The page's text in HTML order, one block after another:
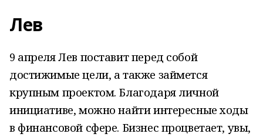
Лев
9 апреля Лев поставит перед собой
достижимые цели, а также займется
крупным проектом. Благодаря личной
инициативе, можно найти интересные ходы
в финансовой сфере. Бизнес процветает, увы,